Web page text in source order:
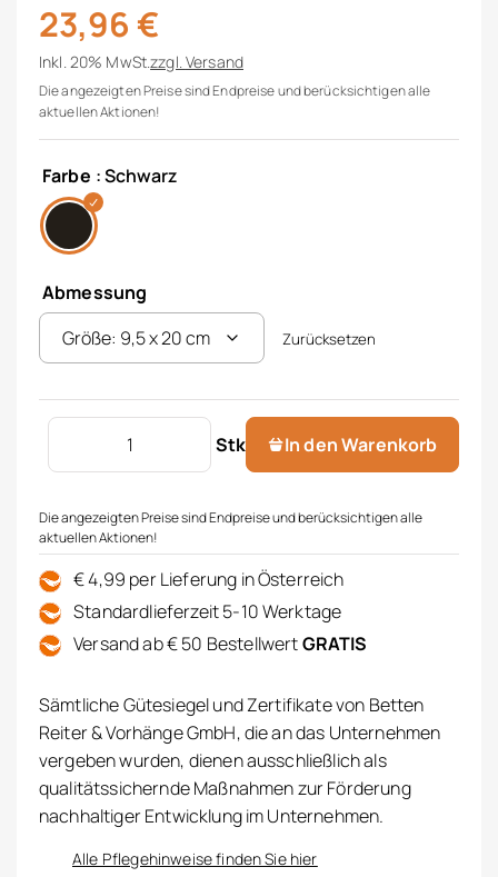
23,96 €
Inkl. 20% MwSt.zzgl.Versand
Die angezeigten Preise sind Endpreise und berücksichtigen alle
aktuellen Aktionen!
Farbe : Schwarz
Abmessung
Zurücksetzen
Stk
OLPHACTORY Raumspray 500 ml Menge
In den Warenkorb
Die angezeigten Preise sind Endpreise und berücksichtigen alle
aktuellen Aktionen!
€ 4,99 per Lieferung in Österreich
Standardlieferzeit 5-10 Werktage
Versand ab € 50 BestellwertGRATIS
Sämtliche Gütesiegel und Zertifikate von Betten
Reiter & Vorhänge GmbH, die an das Unternehmen
vergeben wurden, dienen ausschließlich als
qualitätssichernde Maßnahmen zur Förderung
nachhaltiger Entwicklung im Unternehmen.
Alle Pflegehinweise finden Sie hier